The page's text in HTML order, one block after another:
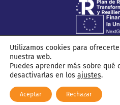
2026 © C.F.P. La Planilla.
Utilizamos cookies para
nuestra web.
Puedes aprender más sobre qué
desactivarlas en los ajustes.
Aceptar Rechazar